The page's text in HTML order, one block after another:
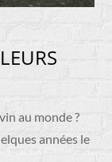
au monde ?
années le